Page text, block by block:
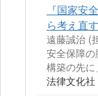
『国家安
ら考え直す
遠藤誠治 (
安全保障
構築の先に
法律文化社